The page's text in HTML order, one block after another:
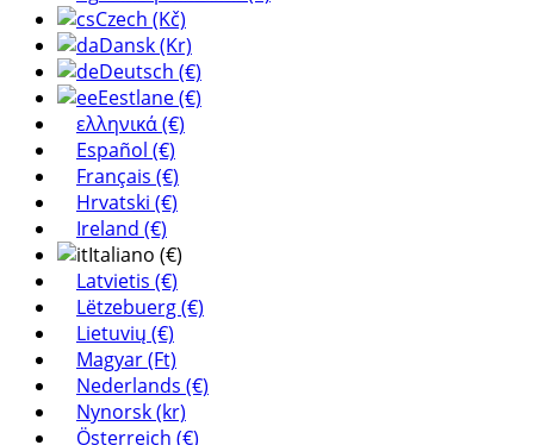
Czech (Kč)
Dansk (Kr)
Deutsch (€)
Eestlane (€)
ελληνικά (€)
Español (€)
Français (€)
Hrvatski (€)
Ireland (€)
Italiano (€)
Latvietis (€)
Lëtzebuerg (€)
Lietuvių (€)
Magyar (Ft)
Nederlands (€)
Nynorsk (kr)
Österreich (€)